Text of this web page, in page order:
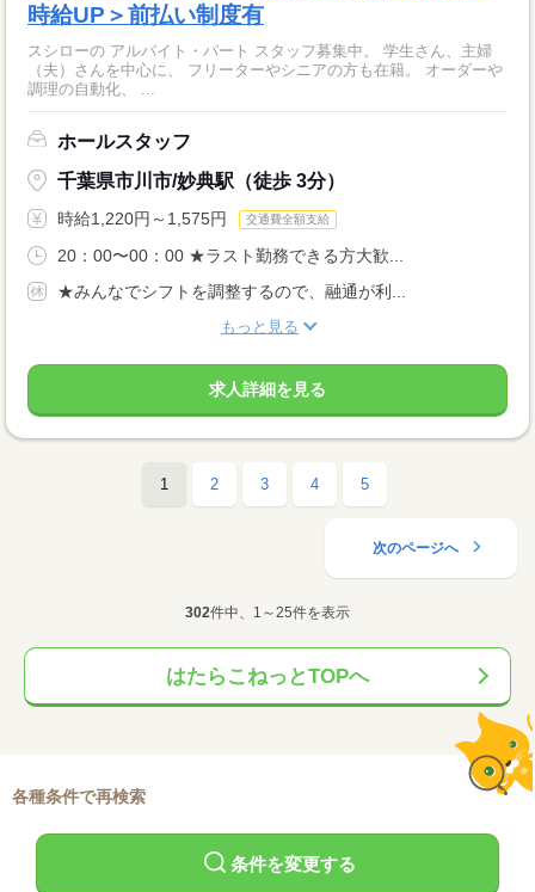
時給UP＞前払い制度有
スシローの アルバイト・パート スタッフ募集中。 学生さん、主婦
（夫）さんを中心に、 フリーターやシニアの方も在籍。 オーダーや
調理の自動化、 ...
ホールスタッフ
千葉県市川市/妙典駅（徒歩 3分）
時給1,220円～1,575円 交通費全額支給
20：00〜00：00 ★ラスト勤務できる方大歓...
★みんなでシフトを調整するので、融通が利...
もっと見る
求人詳細を見る
1 2 3 4 5
次のページへ
302件中、1～25件を表示
はたらこねっとTOPへ
各種条件で再検索
条件を変更する